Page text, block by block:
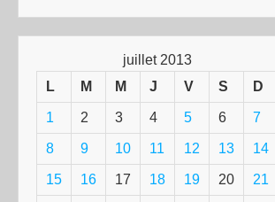
juillet 2013
L
M M J V S D
1 2 3 4 5 6 7
8 9 10 11 12 13 14
15 16 17 18 19 20 21